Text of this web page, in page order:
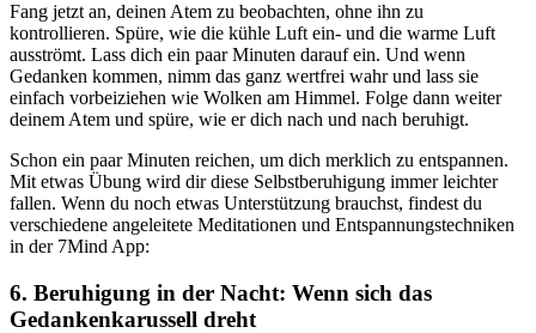
Fang jetzt an, deinen Atem zu beobachten, ohne ihn zu
kontrollieren. Spüre, wie die kühle Luft ein- und die warme Luft
ausströmt. Lass dich ein paar Minuten darauf ein. Und wenn
Gedanken kommen, nimm das ganz wertfrei wahr und lass sie
einfach vorbeiziehen wie Wolken am Himmel. Folge dann weiter
deinem Atem und spüre, wie er dich nach und nach beruhigt.
Schon ein paar Minuten reichen, um dich merklich zu entspannen.
Mit etwas Übung wird dir diese Selbstberuhigung immer leichter
fallen. Wenn du noch etwas Unterstützung brauchst, findest du
verschiedene angeleitete Meditationen und Entspannungstechniken
in der 7Mind App:
6. Beruhigung in der Nacht: Wenn sich das
Gedankenkarussell dreht